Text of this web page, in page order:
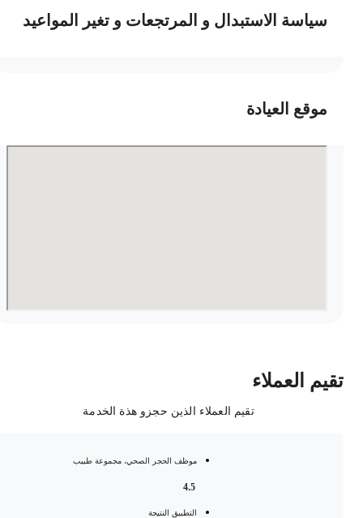
سياسة الاستبدال و المرتجعات و تغير المواعيد
موقع العيادة
العملاء
تقيم العملاء الذين حجزو هذة الخدمة
موظف الحجر الصحي، مجموعة طبيب
التطبيق النتيجة